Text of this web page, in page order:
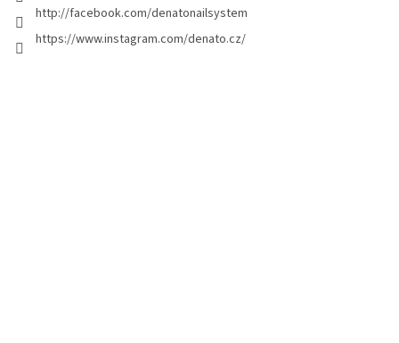
http://facebook.com/denatonailsystem
https://www.instagram.com/denato.cz/